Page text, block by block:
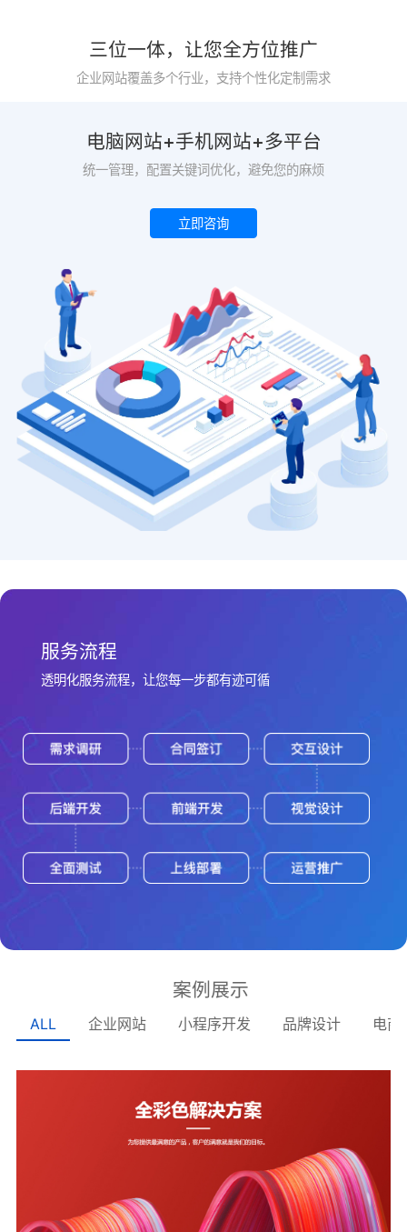
三位一体，让您全方位推广
企业网站覆盖多个行业，支持个性化定制需求
电脑网站+手机网站+多平台
统一管理，配置关键词优化，避免您的麻烦
立即咨询
服务流程
透明化服务流程，让您每一步都有迹可循
案例展示
ALL 企业网站 小程序开发 品牌设计 电商